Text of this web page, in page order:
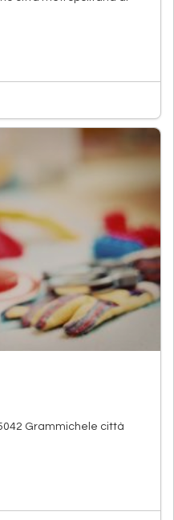
Grammichele città